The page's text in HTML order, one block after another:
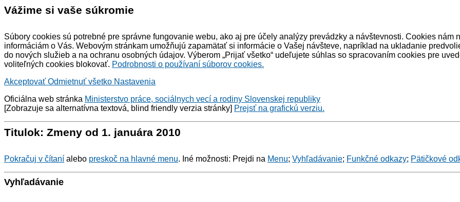
Vážime si vaše súkromie
Súbory cookies sú potrebné pre správne fungovanie webu, ako aj pre účely analýzy prevádzky a návštevnosti. Cookies
informáciám o Vás. Webovým stránkam umožňujú zapamätať si informácie o Vašej návšteve, napríklad na ukladanie
do nových služieb a na ochranu osobných údajov. Výberom „Prijať všetko“ udeľujete súhlas so spracovaním cookies pre
voliteľných cookies blokovať. Podrobnosti o používaní súborov cookies.
Akceptovať Odmietnuť všetko Nastavenia
Oficiálna web stránka Ministerstvo práce, sociálnych vecí a rodiny Slovenskej republiky
[Zobrazuje sa alternatívna textová, blind friendly verzia stránky] Prejsť na grafickú verziu.
Titulok: Zmeny od 1. januára 2010
Pokračuj v čítaní alebo preskoč na hlavné menu. Iné možnosti: Prejdi na Menu; Vyhľadávanie; Funkčné odkazy; Pätičkové
Vyhľadávanie